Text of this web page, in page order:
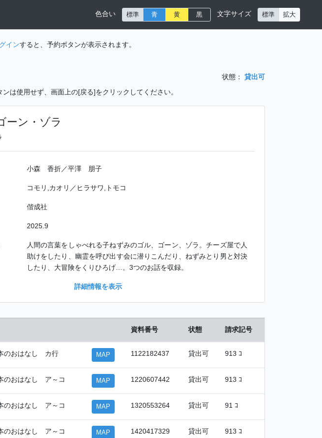
色合い 標準 青 黄 黒 文字サイズ 標準 拡大
インすると、予約ボタンが表示されます。
状態：
貸出可
は使用せず、画面上の[戻る]をクリックしてください。
ーン・ゾラ
小森 香折／平澤 朋子
コモリ,カオリ／ヒラサワ,トモコ
偕成社
2025.9
人間の言葉をしゃべれる子ねずみのゴル、ゴーン、ゾラ。チーズ屋で人
助けをしたり、幽霊を呼び出す会に潜りこんだり、ねずみとり男と対決
したり、大冒険をくりひろげ…。3つのお話を収録。
詳細情報を表示
資料番号 状態 請求記号
のおはなし カ行 MAP 1122182437 貸出可 913 ｺ
のおはなし ア～コ MAP 1220607442 貸出可 913 ｺ
のおはなし ア～コ MAP 1320553264 貸出可 91 ｺ
のおはなし ア～コ MAP 1420417329 貸出可 913 ｺ